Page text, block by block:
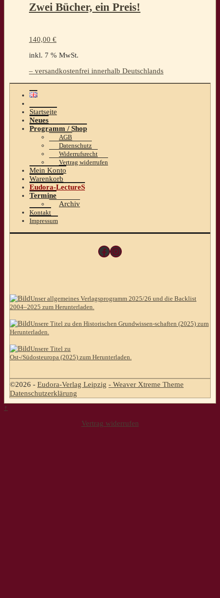
Zwei Bücher, ein Preis!
140,00 €
inkl. 7 % MwSt.
– versandkostenfrei innerhalb Deutschlands
Startseite
Neues
Programm / Shop
AGB
Datenschutz
Widerrufsrecht
Vertrag widerrufen
Mein Konto
Warenkorb
Eudora-LectureS
Termine
Archiv
Kontakt
Impressum
Facebook
Instagram
Unser allgemeines Verlagsprogramm 2025/26 und die Backlist
2004–2025 zum Herunterladen.
Unsere Titel zu den Historischen Grundwissen-schaften (2025) zum
Herunterladen.
Unsere Titel zu
Ost-/Südosteuropa (2025) zum Herunterladen.
©2026 - Eudora-Verlag Leipzig - Weaver Xtreme Theme
Datenschutzerklärung
↑
Vertrag widerrufen